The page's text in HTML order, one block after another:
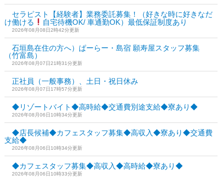
セラピスト【経験者】業務委託募集！（好きな時に好きなだ
け働ける
自宅待機OK/ 車通勤OK）最低保証制度あり
2026年08月08日2時42分更新
石垣島在住の方へ）ぱーらー・島宿 願寿屋スタッフ募集
（竹富島）
2026年08月07日21時31分更新
正社員（一般事務）、土日・祝日休み
2026年08月07日17時57分更新
◆リゾートバイト◆高時給◆交通費別途支給◆寮あり◆
2026年08月06日10時34分更新
◆店長候補◆カフェスタッフ募集◆高収入◆寮あり◆交通費
支給◆
2026年08月06日10時34分更新
◆カフェスタッフ募集◆高収入◆高時給◆寮あり◆
2026年08月06日10時33分更新